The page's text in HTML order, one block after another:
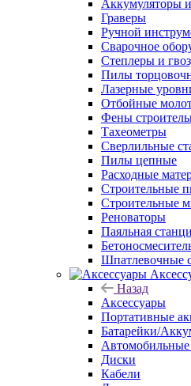
Аккумуляторы
Граверы
Ручной
Сварочное
Степлеры и
Пилы
Лазерные
Отбойные
Фены
Тахеометры
Сверлильные
Пилы цепные
Расходные
Строительные
Строительные
Реноваторы
Паяльная
Шпатлевочные
Назад
Аксессуары
Портативные
Батарейки/
Автомобильные
Диски
Кабели